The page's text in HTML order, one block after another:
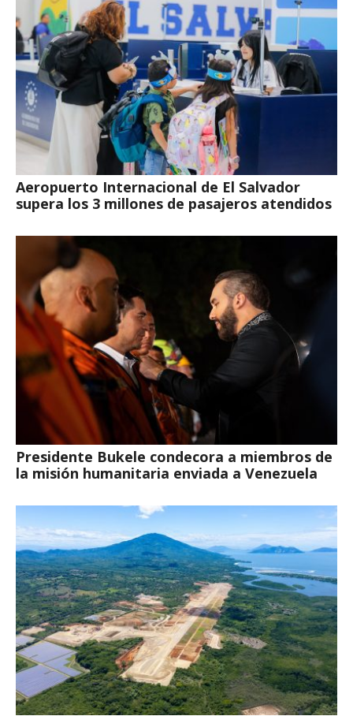
Aeropuerto Internacional de El Salvador
supera los 3 millones de pasajeros atendidos
Presidente Bukele condecora a miembros de
la misión humanitaria enviada a Venezuela